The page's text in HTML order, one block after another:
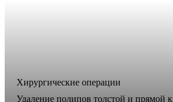
Хирургические операции
Удаление полипов толстой и прямой